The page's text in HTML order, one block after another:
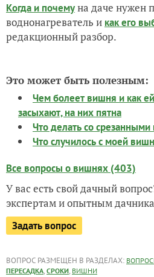
Когда и почемуна даче нужен
воднонагреватель и как его
редакционный разбор.
Это может быть полезным:
Чем болеет вишня и как
засыхают, на них пятна
Что делать со
Что случилось с моей
Все вопросы о вишнях (403)
У вас есть свой дачный
экспертам и опытным
Задать вопрос
ВОПРОС РАЗМЕЩЕН В РАЗДЕЛАХ:
ПЕРЕСАДКА, СРОКИ, ВИШНИ